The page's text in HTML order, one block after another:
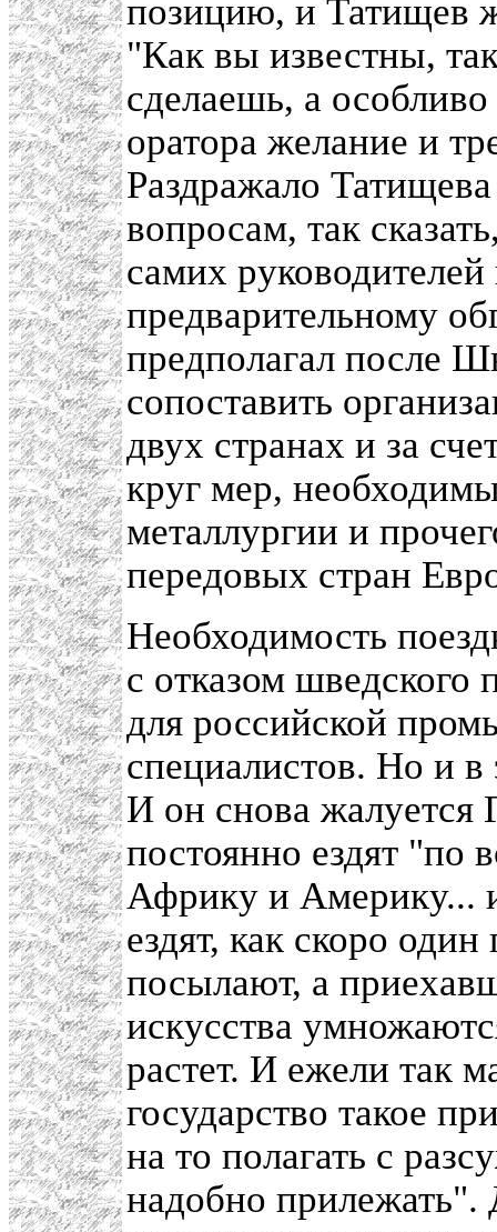
позицию, и Татищев
"Как вы известны,
сделаешь, а
оратора желание и
Раздражало
вопросам, так
самих
предварительному
предполагал после
сопоставить
двух странах и за
круг мер,
металлургии и
передовых стран
Необходимость
с отказом шведского
для российской
специалистов. Но и в
И он снова жалуется
постоянно ездят "по
Африку и Америку...
ездят, как скоро
посылают, а
искусства
растет. И ежели так
государство такое
на то полагать с
надобно прилежать".